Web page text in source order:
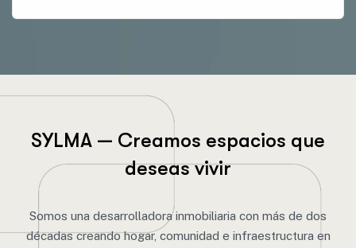
SYLMA — Creamos espacios que
deseas vivir
Somos una desarrolladora inmobiliaria con más de dos
décadas creando hogar, comunidad e infraestructura en